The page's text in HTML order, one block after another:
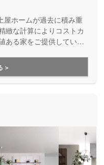
屋ホームが過去に積み重
緻な計算によりコストカ
ある家をご提供していま
＞